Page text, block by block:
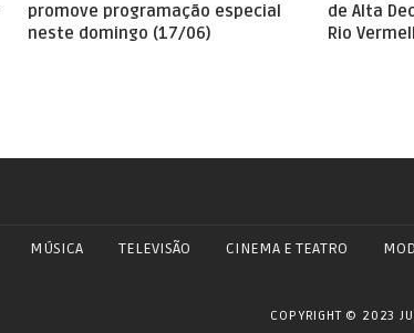
promove programação especial
neste domingo (17/06)
de Alta
MÚSICA TELEVISÃO CINEMA E TEATRO
COPYRIGHT © 2023